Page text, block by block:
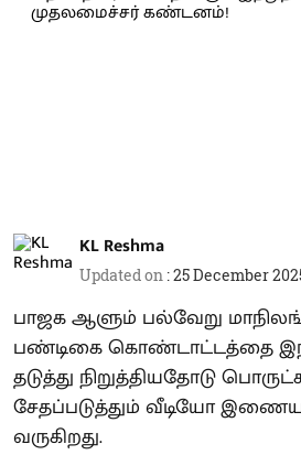
KL Reshma
Updated on :25 December
பாஜக ஆளும் பல்வேறு
பண்டிகை கொண்டாட்டத்தை
தடுத்து நிறுத்தியதோடு
சேதப்படுத்தும் வீடியோ
வருகிறது.